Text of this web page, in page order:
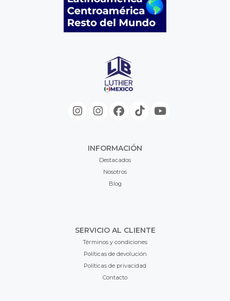
INFORMACIÓN
Destacados
Nosotros
Blog
SERVICIO AL CLIENTE
Términos y condiciones
Políticas de devolución
Políticas de privacidad
Contacto